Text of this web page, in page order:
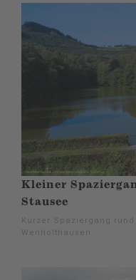
Kleiner
Stausee
Kurzer Spaziergang
Wenholthausen.